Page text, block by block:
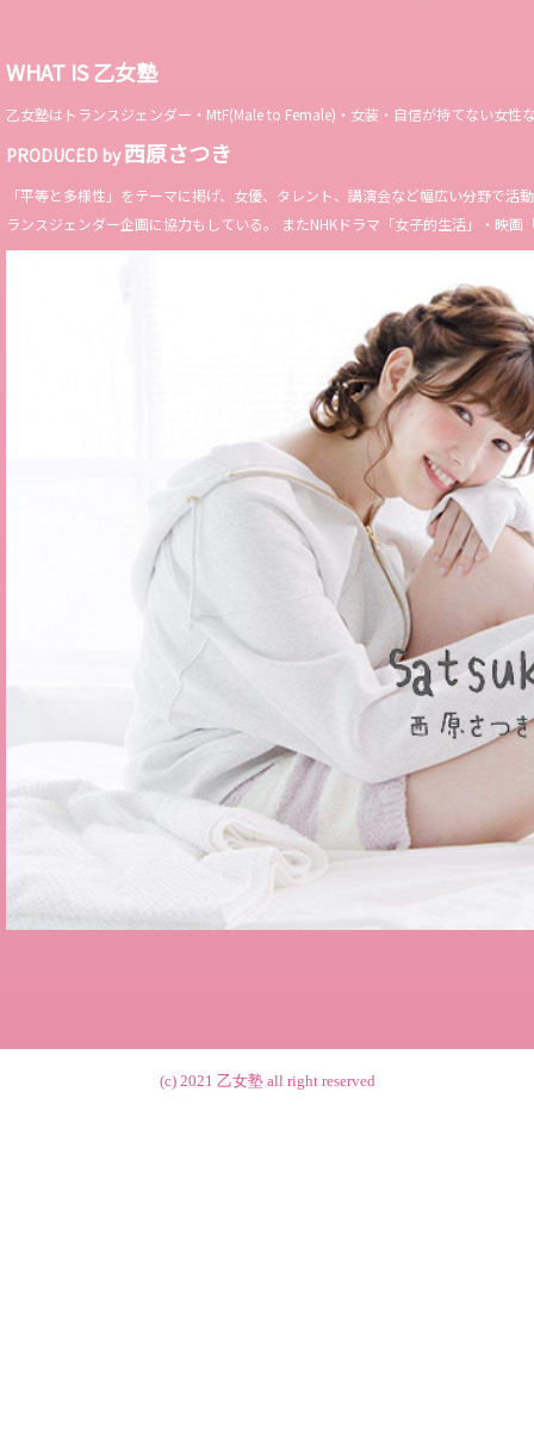
WHAT IS 乙女塾
乙女塾はトランスジェンダー・MtF(Male to Female)・女装・自信が持てない女
PRODUCED by西原さつき
「平等と多様性」をテーマに掲げ、女優、タレント、講演会など幅広い分野で
ランスジェンダー企画に協力もしている。 またNHKドラマ「女子的生活」・映
(c) 2021 乙女塾all right reserved